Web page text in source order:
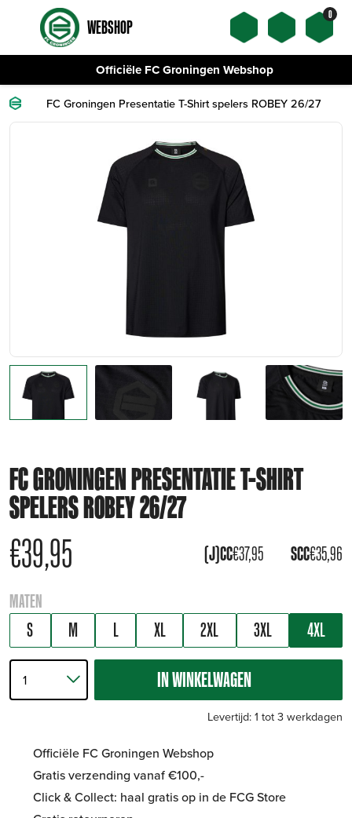
WEBSHOP
0
Officiële FC Groningen Webshop
FC Groningen Presentatie T-Shirt spelers ROBEY 26/27
FC GRONINGEN PRESENTATIE T-SHIRT
SPELERS ROBEY 26/27
€39,95 (J)CC€37,95 SCC€35,96
MATEN
S M L XL 2XL 3XL 4XL
IN WINKELWAGEN
Levertijd: 1 tot 3 werkdagen
Officiële FC Groningen Webshop
Gratis verzending vanaf €100,-
Click & Collect: haal gratis op in de FCG Store